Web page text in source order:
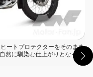
ートプロテクターをそのまま
然に馴染む仕上がりとなって